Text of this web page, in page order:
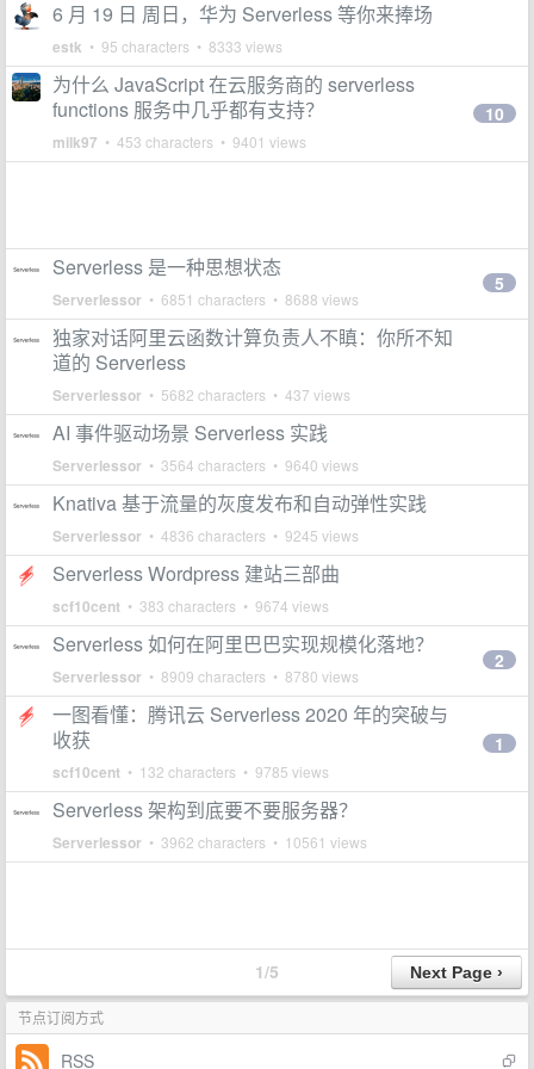
6 月 19 日 周日，华为 Serverless 等你来捧场
estk • 95 characters • 8333 views
为什么 JavaScript 在云服务商的 serverless
functions 服务中几乎都有支持？
milk97 • 453 characters • 9401 views
10
Serverless 是一种思想状态
Serverlessor • 6851 characters • 8688 views
5
独家对话阿里云函数计算负责人不瞋：你所不知
道的 Serverless
Serverlessor • 5682 characters • 437 views
AI 事件驱动场景 Serverless 实践
Serverlessor • 3564 characters • 9640 views
Knativa 基于流量的灰度发布和自动弹性实践
Serverlessor • 4836 characters • 9245 views
Serverless Wordpress 建站三部曲
scf10cent • 383 characters • 9674 views
Serverless 如何在阿里巴巴实现规模化落地？
Serverlessor • 8909 characters • 8780 views
2
一图看懂：腾讯云 Serverless 2020 年的突破与
收获
scf10cent • 132 characters • 9785 views
1
Serverless 架构到底要不要服务器？
Serverlessor • 3962 characters • 10561 views
1/5
节点订阅方式
RSS